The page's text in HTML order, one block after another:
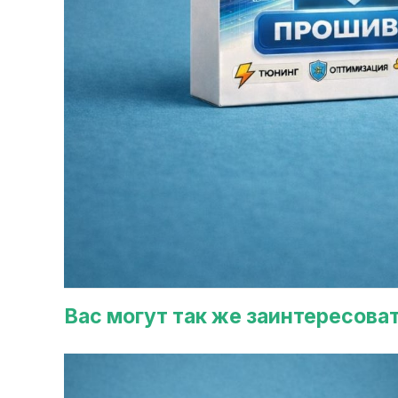
Вас могут так же